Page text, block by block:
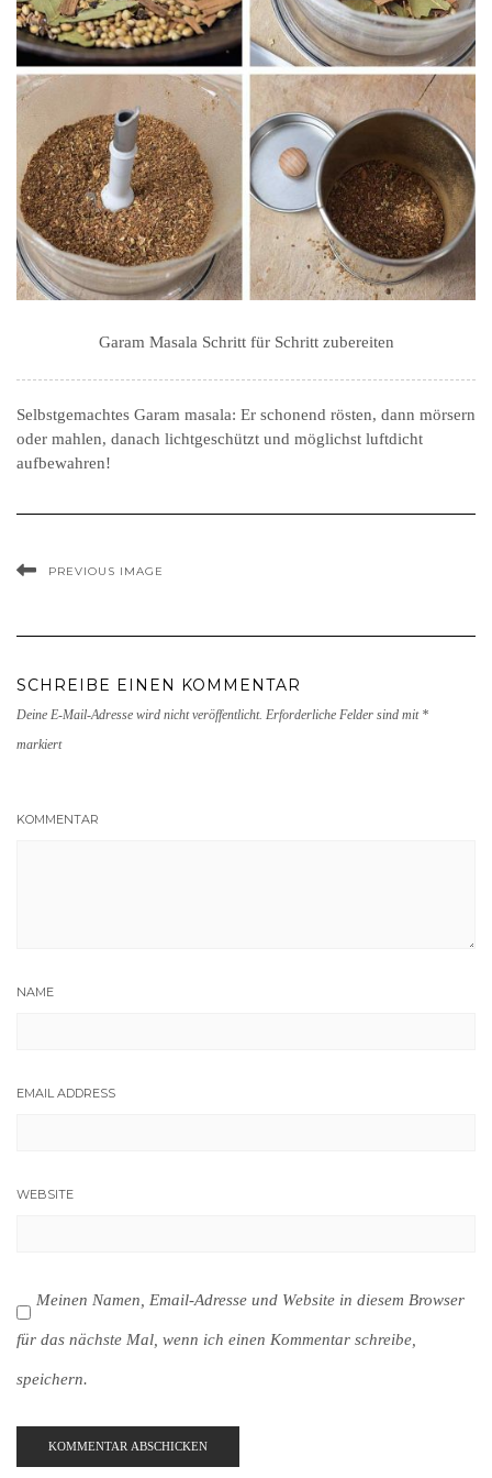
Garam Masala Schritt für Schritt zubereiten
Selbstgemachtes Garam masala: Er schonend rösten, dann mörsern
oder mahlen, danach lichtgeschützt und möglichst luftdicht
aufbewahren!
PREVIOUS IMAGE
SCHREIBE EINEN KOMMENTAR
Deine E-Mail-Adresse wird nicht veröffentlicht. Erforderliche Felder sind mit *
markiert
KOMMENTAR
NAME
EMAIL ADDRESS
WEBSITE
Meinen Namen, Email-Adresse und Website in diesem Browser
für das nächste Mal, wenn ich einen Kommentar schreibe,
speichern.